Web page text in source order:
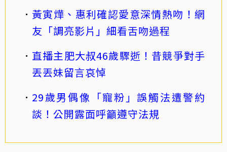
黃寅燁、惠利確認愛意深情熱吻！網
友「調亮影片」細看舌吻過程
直播主肥大叔46歲驟逝！昔競爭對手
丟丟妹留言哀悼
29歲男偶像「寵粉」誤觸法遭警約
談！公開露面呼籲遵守法規